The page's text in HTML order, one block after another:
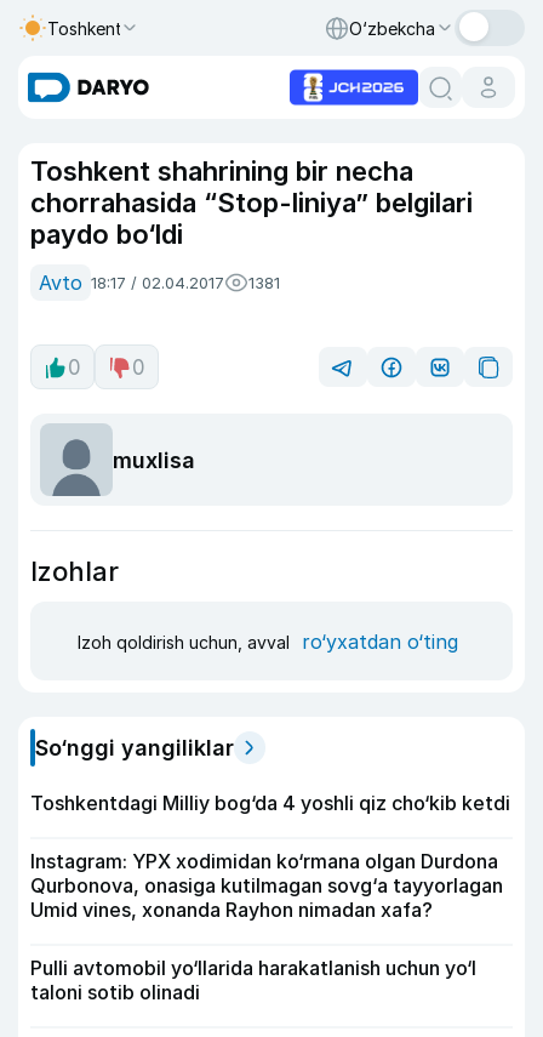
Toshkent O‘zbekcha
Toshkent shahrining bir necha
chorrahasida “Stop-liniya” belgilari
paydo bo‘ldi
Avto 18:17 / 02.04.2017 1381
0 0
muxlisa
Izohlar
Izoh qoldirish uchun, avval ro‘yxatdan o‘ting
So‘nggi yangiliklar
Toshkentdagi Milliy bog‘da 4 yoshli qiz cho‘kib ketdi
Instagram: YPX xodimidan ko‘rmana olgan Durdona
Qurbonova, onasiga kutilmagan sovg‘a tayyorlagan
Umid vines, xonanda Rayhon nimadan xafa?
Pulli avtomobil yo‘llarida harakatlanish uchun yo‘l
taloni sotib olinadi